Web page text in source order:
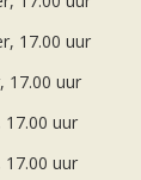
17.00 uur
17.00 uur
uur
uur